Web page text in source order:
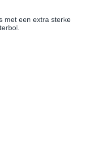
met een extra sterke